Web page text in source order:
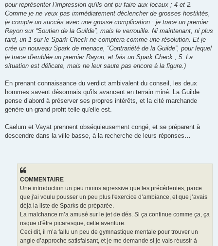
pour représenter l’impression qu'ils ont pu faire aux locaux ; 4 et 2.
Comme je ne veux pas immédiatement déclencher de grosses hostilités,
je compte un succès avec une grosse complication : je trace un premier
Rayon sur “Soutien de la Guilde”, mais le verrouille. Ni maintenant, ni plus
tard, un 1 sur le Spark Check ne comptera comme une résolution. Et je
crée un nouveau Spark de menace, “Contrariété de la Guilde”, pour lequel
je trace d'emblée un premier Rayon, et fais un Spark Check ; 5. La
situation est délicate, mais ne leur saute pas encore à la figure.)
En prenant connaissance du verdict ambivalent du conseil, les deux
hommes savent désormais qu'ils avancent en terrain miné. La Guilde
pense d’abord à préserver ses propres intérêts, et la cité marchande
génère un grand profit telle qu'elle est.
Caelum et Vayat prennent obséquieusement congé, et se préparent à
descendre dans la ville basse, à la recherche de leurs réponses…
COMMENTAIRE
Une introduction un peu moins agressive que les précédentes, parce
que j'ai voulu pousser un peu plus l'exercice d’ambiance, et que j’avais
déjà la liste de Sparks de préparée.
La malchance m’a amusé sur le jet de dés. Si ça continue comme ça, ça
risque d'être picaresque, cette aventure.
Ceci dit, il m’a fallu un peu de gymnastique mentale pour trouver un
angle d’approche satisfaisant, et je me demande si je vais réussir à